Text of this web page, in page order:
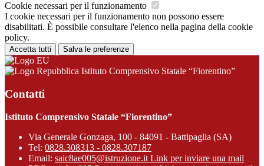
Cookie necessari per il funzionamento
I cookie necessari per il funzionamento non possono essere
disabilitati. È possibile consultare l'elenco nella pagina della cookie
policy.
Accetta tutti Salva le preferenze
Istituto Comprensivo Statale “Fiorentino”
Contatti
Istituto Comprensivo Statale “Fiorentino”
Via Generale Gonzaga, 100 - 84091 - Battipaglia (SA)
Tel: 0828.308313 - 0828.307187
Email: saic8ae005@istruzione.it Link per inviare una mail